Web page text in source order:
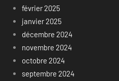
février 2025
janvier 2025
décembre 2024
novembre 2024
octobre 2024
septembre 2024